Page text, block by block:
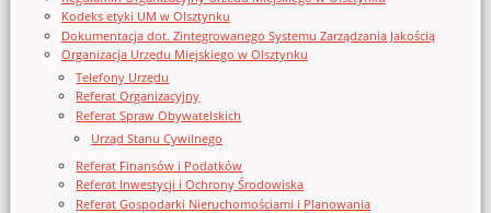
Kodeks etyki UM w Olsztynku
Dokumentacja dot. Zintegrowanego Systemu Zarządzania Jakością
Organizacja Urzędu Miejskiego w Olsztynku
Telefony Urzędu
Referat Organizacyjny
Referat Spraw Obywatelskich
Urząd Stanu Cywilnego
Referat Finansów i Podatków
Referat Inwestycji i Ochrony Środowiska
Referat Gospodarki Nieruchomościami i Planowania